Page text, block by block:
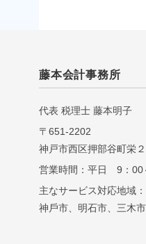
藤本会計事務所
代表 税理⼠ 藤本明⼦
〒651-2202
神戸市西区押部谷町栄
営業時間：平日 9：00
主なサービス対応地域：
神⼾市、明⽯市、三⽊